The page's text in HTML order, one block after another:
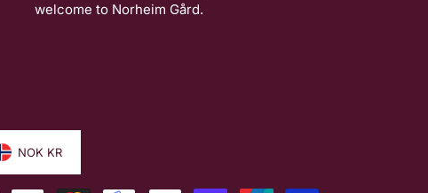
welcome to Norheim Gård.
NOK KR